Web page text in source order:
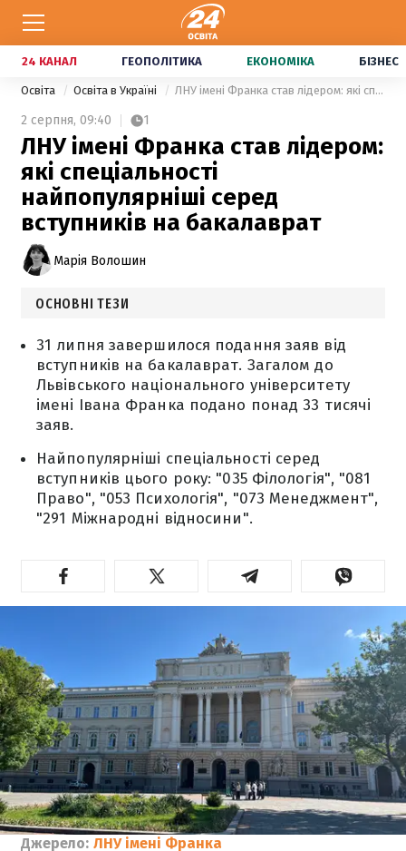
24 КАНАЛ ГЕОПОЛІТИКА ЕКОНОМІКА БІЗНЕС
Освіта Освіта в Україні ЛНУ імені Франка став лідером: які спеціальності найпопулярніші серед вступників на бакалаврат
2 серпня, 09:40 1
ЛНУ імені Франка став лідером:
які спеціальності
найпопулярніші серед
вступників на бакалаврат
Марія Волошин
ОСНОВНІ ТЕЗИ
31 липня завершилося подання заяв від
вступників на бакалаврат. Загалом до
Львівського національного університету
імені Івана Франка подано понад 33 тисячі
заяв.
Найпопулярніші спеціальності серед
вступників цього року: "035 Філологія", "081
Право", "053 Психологія", "073 Менеджмент",
"291 Міжнародні відносини".
Джерело: ЛНУ імені Франка